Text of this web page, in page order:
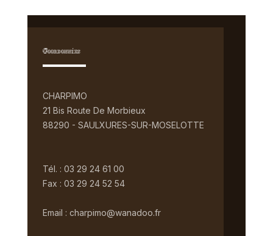
Coordonnées
CHARPIMO
21 Bis Route De Morbieux
88290 - SAULXURES-SUR-MOSELOTTE
Tél. : 03 29 24 61 00
Fax : 03 29 24 52 54
Email : charpimo@wanadoo.fr